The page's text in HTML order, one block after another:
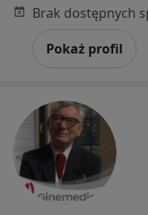
Pokaż profil